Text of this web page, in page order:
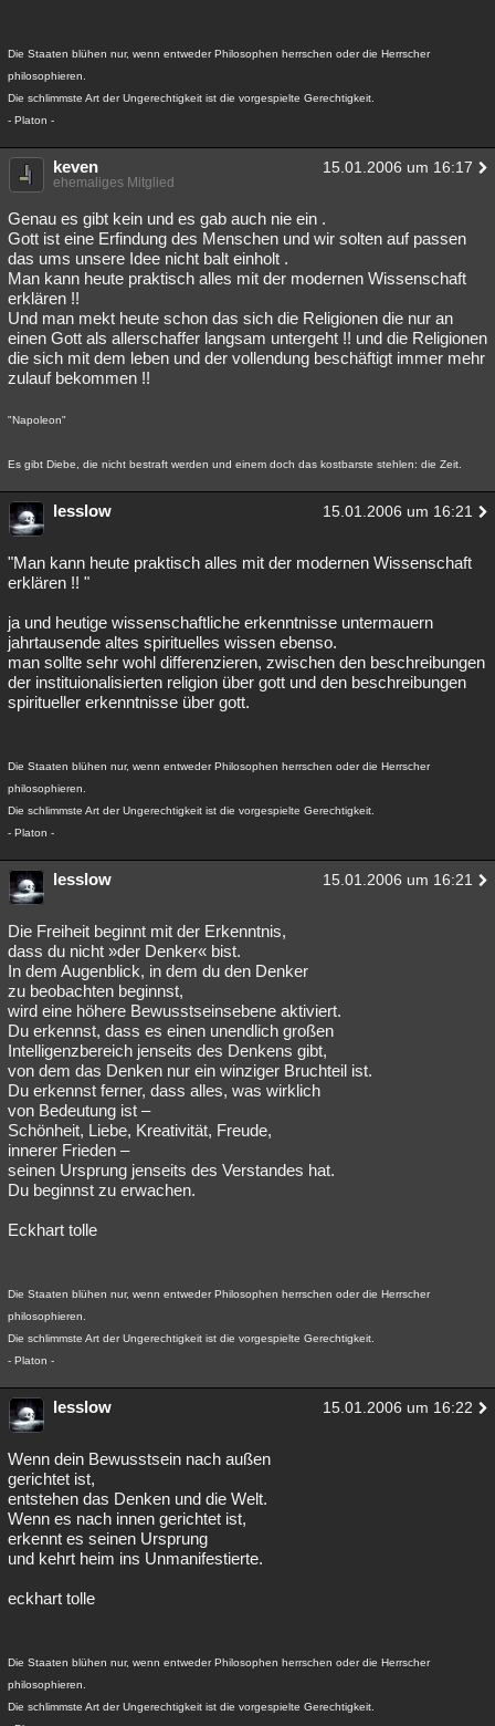
Die Staaten blühen nur, wenn entweder Philosophen herrschen oder die Herrscher
philosophieren.
Die schlimmste Art der Ungerechtigkeit ist die vorgespielte Gerechtigkeit.
- Platon -
keven 15.01.2006 um 16:17
ehemaliges Mitglied
Genau es gibt kein und es gab auch nie ein .
Gott ist eine Erfindung des Menschen und wir solten auf passen
das ums unsere Idee nicht balt einholt .
Man kann heute praktisch alles mit der modernen Wissenschaft
erklären !!
Und man mekt heute schon das sich die Religionen die nur an
einen Gott als allerschaffer langsam untergeht !! und die Religionen
die sich mit dem leben und der vollendung beschäftigt immer mehr
zulauf bekommen !!
"Napoleon"
Es gibt Diebe, die nicht bestraft werden und einem doch das kostbarste stehlen: die Zeit.
lesslow 15.01.2006 um 16:21
"Man kann heute praktisch alles mit der modernen Wissenschaft
erklären !! "
ja und heutige wissenschaftliche erkenntnisse untermauern
jahrtausende altes spirituelles wissen ebenso.
man sollte sehr wohl differenzieren, zwischen den beschreibungen
der instituionalisierten religion über gott und den beschreibungen
spiritueller erkenntnisse über gott.
Die Staaten blühen nur, wenn entweder Philosophen herrschen oder die Herrscher
philosophieren.
Die schlimmste Art der Ungerechtigkeit ist die vorgespielte Gerechtigkeit.
- Platon -
lesslow 15.01.2006 um 16:21
Die Freiheit beginnt mit der Erkenntnis,
dass du nicht »der Denker« bist.
In dem Augenblick, in dem du den Denker
zu beobachten beginnst,
wird eine höhere Bewusstseinsebene aktiviert.
Du erkennst, dass es einen unendlich großen
Intelligenzbereich jenseits des Denkens gibt,
von dem das Denken nur ein winziger Bruchteil ist.
Du erkennst ferner, dass alles, was wirklich
von Bedeutung ist –
Schönheit, Liebe, Kreativität, Freude,
innerer Frieden –
seinen Ursprung jenseits des Verstandes hat.
Du beginnst zu erwachen.
Eckhart tolle
Die Staaten blühen nur, wenn entweder Philosophen herrschen oder die Herrscher
philosophieren.
Die schlimmste Art der Ungerechtigkeit ist die vorgespielte Gerechtigkeit.
- Platon -
lesslow 15.01.2006 um 16:22
Wenn dein Bewusstsein nach außen
gerichtet ist,
entstehen das Denken und die Welt.
Wenn es nach innen gerichtet ist,
erkennt es seinen Ursprung
und kehrt heim ins Unmanifestierte.
eckhart tolle
Die Staaten blühen nur, wenn entweder Philosophen herrschen oder die Herrscher
philosophieren.
Die schlimmste Art der Ungerechtigkeit ist die vorgespielte Gerechtigkeit.